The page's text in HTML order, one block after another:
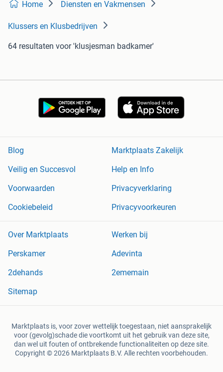
Home Diensten en Vakmensen
Klussers en Klusbedrijven
64 resultaten voor 'klusjesman badkamer'
Blog
Marktplaats Zakelijk
Veilig en Succesvol
Help en Info
Voorwaarden
Privacyverklaring
Cookiebeleid
Privacyvoorkeuren
Over Marktplaats
Werken bij
Perskamer
Adevinta
2dehands
2ememain
Sitemap
Marktplaats is, voor zover wettelijk toegestaan, niet aansprakelijk
voor (gevolg)schade die voortkomt uit het gebruik van deze site,
dan wel uit fouten of ontbrekende functionaliteiten op deze site.
Copyright © 2026 Marktplaats B.V. Alle rechten voorbehouden.